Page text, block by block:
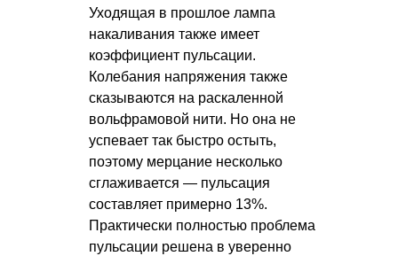
Уходящая в прошлое лампа
накаливания также имеет
коэффициент пульсации.
Колебания напряжения также
сказываются на раскаленной
вольфрамовой нити. Но она не
успевает так быстро остыть,
поэтому мерцание несколько
сглаживается — пульсация
составляет примерно 13%.
Практически полностью проблема
пульсации решена в уверенно